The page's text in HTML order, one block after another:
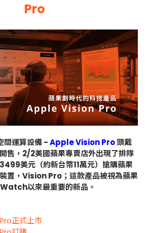
Pro
間運算設備 -Apple Vision Pro頭戴
售，2/2美國蘋果專賣店外出現了排隊
美元（約新台幣11萬元）搶購蘋果
置，Vision Pro；這款產品被視為蘋果
以來最重要的新品。
正式上市